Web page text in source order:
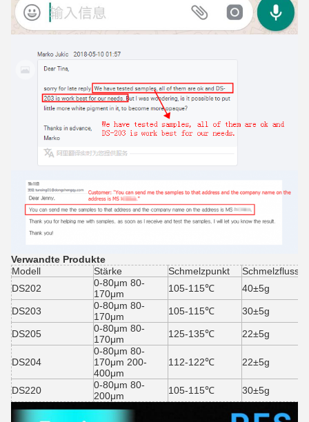
Verwandte Produkte
Modell
Stärke Schmelzpunkt
DS202
0-80μm 80-
170μm
105-115℃ 40±5g
DS203
0-80μm 80-
170μm
105-115℃ 30±5g
DS205
0-80μm 80-
170μm
125-135℃ 22±5g
DS204
0-80μm 80-
170μm 200-
400μm
112-122℃ 22±5g
DS220
0-80μm 80-
200μm
105-115℃ 30±5g